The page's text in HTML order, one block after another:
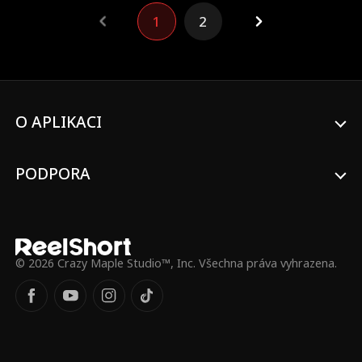
1 2
O APLIKACI
PODPORA
© 2026 Crazy Maple Studio™, Inc. Všechna práva vyhrazena.